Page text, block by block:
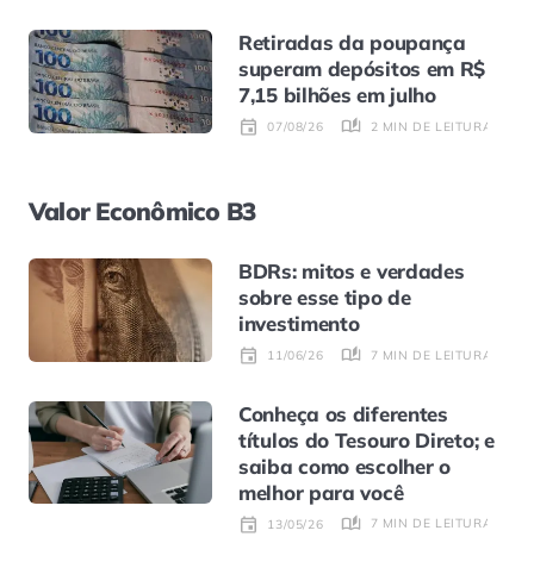
Retiradas da poupança
superam depósitos em R$
7,15 bilhões em julho
07/08/26 2 MIN DE LEITURA
Valor Econômico B3
BDRs: mitos e verdades
sobre esse tipo de
investimento
11/06/26 7 MIN DE LEITURA
Conheça os diferentes
títulos do Tesouro Direto; e
saiba como escolher o
melhor para você
13/05/26 7 MIN DE LEITURA